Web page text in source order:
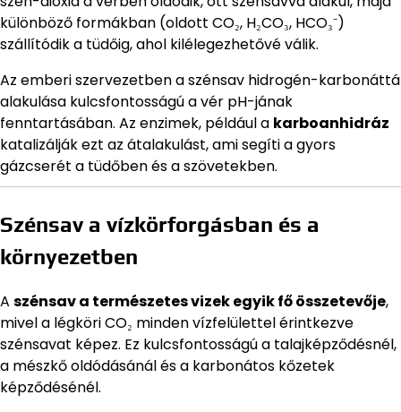
különböző formákban (oldott CO₂, H₂CO₃, HCO₃⁻)
szállítódik a tüdőig, ahol kilélegezhetővé válik.
Az emberi szervezetben a szénsav hidrogén-karbonáttá
alakulása kulcsfontosságú a vér pH-jának
fenntartásában. Az enzimek, például a karboanhidráz
katalizálják ezt az átalakulást, ami segíti a gyors
gázcserét a tüdőben és a szövetekben.
Szénsav a vízkörforgásban és a
környezetben
A szénsav a természetes vizek egyik fő összetevője,
mivel a légköri CO₂ minden vízfelülettel érintkezve
szénsavat képez. Ez kulcsfontosságú a talajképződésnél,
a mészkő oldódásánál és a karbonátos kőzetek
képződésénél.